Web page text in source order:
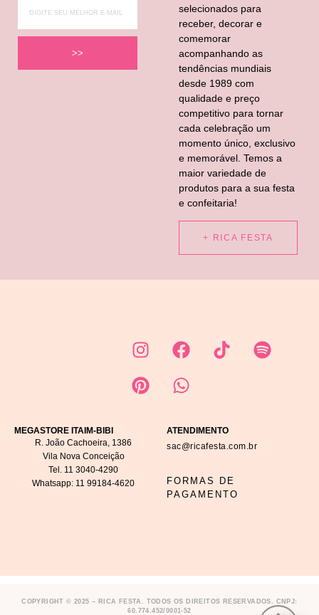
>>
selecionados para
receber, decorar e
comemorar
acompanhando as
tendências mundiais
desde 1989 com
qualidade e preço
competitivo para tornar
cada celebração um
momento único, exclusivo
e memorável. Temos a
maior variedade de
produtos para a sua festa
e confeitaria!
+ RICA FESTA
MEGASTORE ITAIM-BIBI
R. João Cachoeira, 1386
Vila Nova Conceição
Tel. 11 3040-4290
Whatsapp: 11 99184-4620
ATENDIMENTO
sac@ricafesta.com.br
FORMAS DE
PAGAMENTO
COPYRIGHT © 2025 – RICA FESTA. TODOS OS DIREITOS RESERVADOS. CNPJ:
60.774.452/0001-52